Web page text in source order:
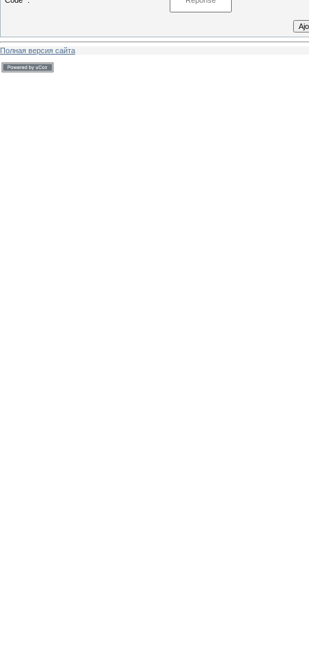
Полная версия сайта